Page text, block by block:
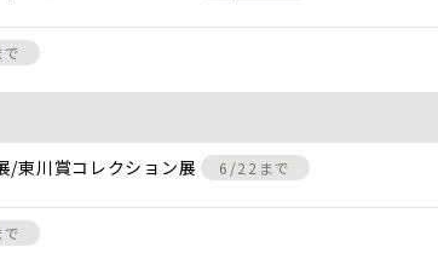
/東川賞コレクション展 6/22まで